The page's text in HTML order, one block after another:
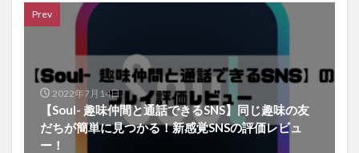
Prev
2022年7月14日
【Soul- 趣味仲間と通話できるSNS】同じ趣味の友
だちが簡単に見つかる！新感覚SNSの評価レビュ
ー！